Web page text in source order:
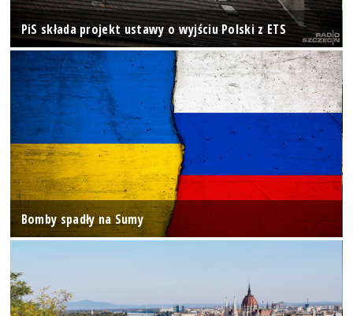
PiS składa projekt ustawy o wyjściu Polski z ETS
Bomby spadły na Sumy